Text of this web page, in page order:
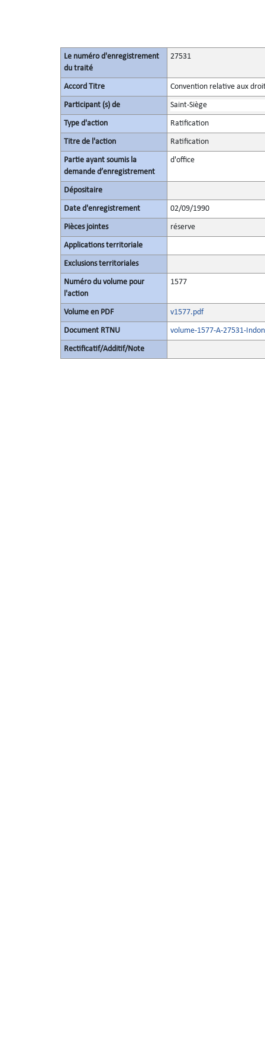
Le numéro d'enregistrement
du traité
27531
Accord Titre Convention relative aux
Participant (s) de Saint-Siège
Type d'action Ratification
Titre de l'action Ratification
Partie ayant soumis la
demande d’enregistrement
d'office
Dépositaire
Date d'enregistrement 02/09/1990
Pièces jointes réserve
Applications territoriale
Exclusions territoriales
Numéro du volume pour
l'action
1577
Volume en PDF v1577.pdf
Document RTNU volume-1577-A-27531-
Rectificatif/Additif/Note